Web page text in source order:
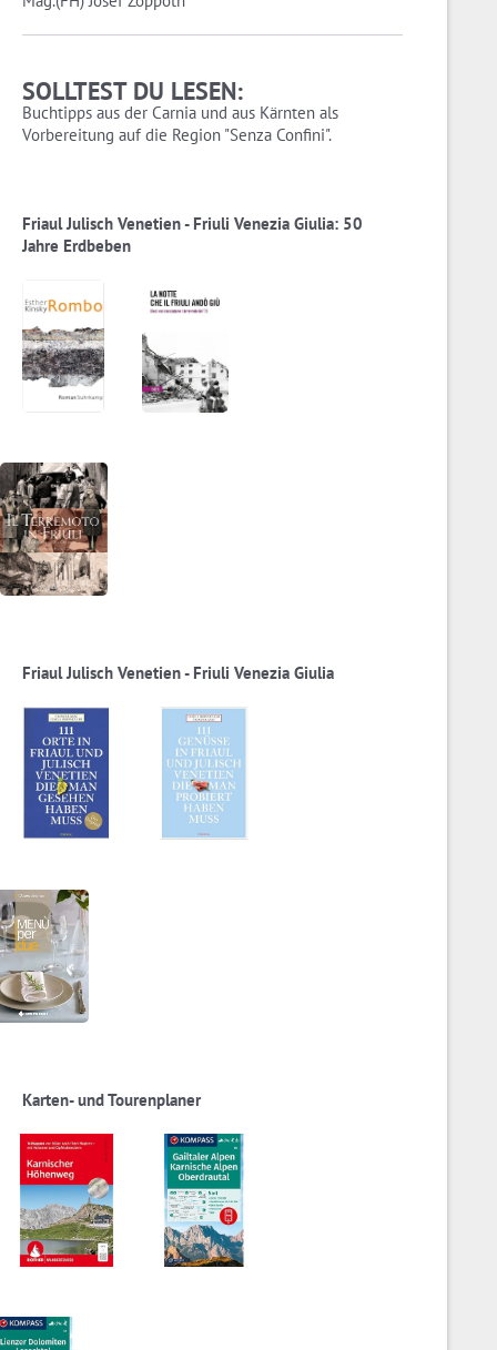
SOLLTEST DU LESEN:
Buchtipps aus der Carnia und aus Kärnten als
Vorbereitung auf die Region "Senza Confini".
Friaul Julisch Venetien - Friuli Venezia Giulia: 50
Jahre Erdbeben
Friaul Julisch Venetien - Friuli Venezia Giulia
Karten- und Tourenplaner